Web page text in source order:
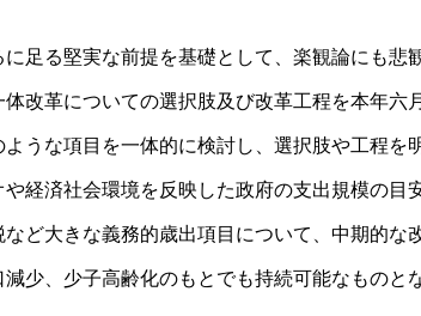
足る堅実な前提を基礎として、楽観論にも悲
改革についての選択肢及び改革工程を本年六
うな項目を一体的に検討し、選択肢や工程を
経済社会環境を反映した政府の支出規模の目
ど大きな義務的歳出項目について、中期的な
少、少子高齢化のもとでも持続可能なものと